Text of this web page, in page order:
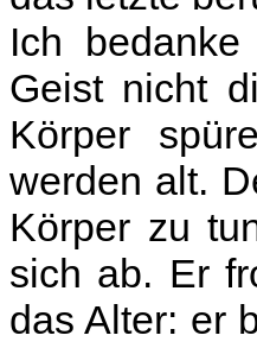
Ich
Geist nicht
Körper
werden alt.
Körper zu
sich ab. Er
das Alter: er